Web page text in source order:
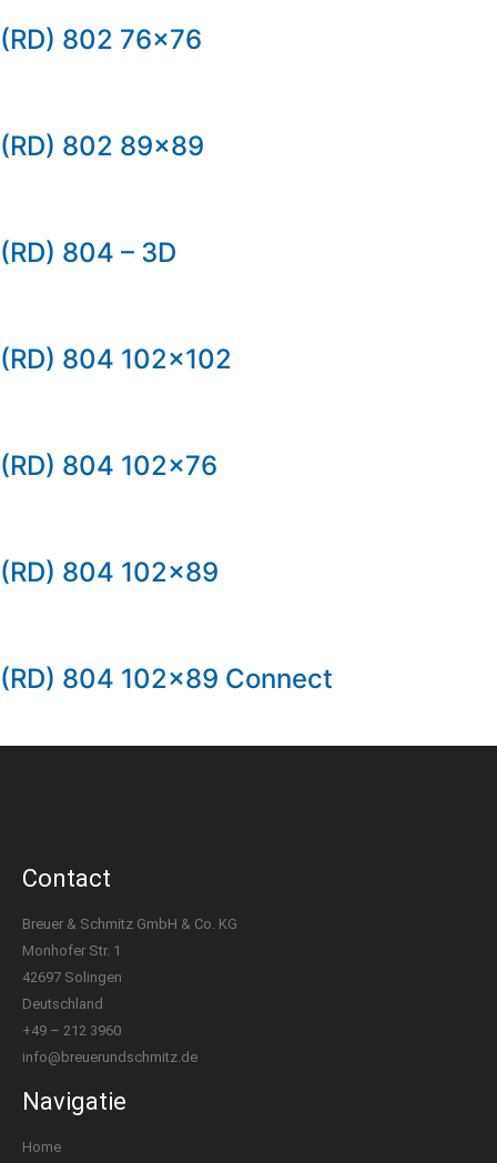
(RD) 802 76×76
(RD) 802 89×89
(RD) 804 – 3D
(RD) 804 102×102
(RD) 804 102×76
(RD) 804 102×89
(RD) 804 102×89 Connect
Contact
Breuer & Schmitz GmbH & Co. KG
Monhofer Str. 1
42697 Solingen
Deutschland
+49 – 212 3960
info@breuerundschmitz.de
Navigatie
Home